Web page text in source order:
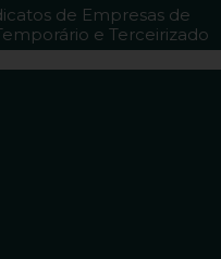
de Empresas de
e Terceirizado